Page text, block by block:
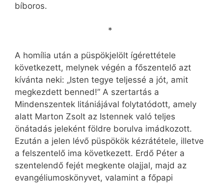
bíboros.
*
A homília után a püspökjelölt ígérettétele
következett, melynek végén a főszentelő azt
kívánta neki: „Isten tegye teljessé a jót, amit
megkezdett benned!” A szertartás a
Mindenszentek litániájával folytatódott, amely
alatt Marton Zsolt az Istennek való teljes
önátadás jeleként földre borulva imádkozott.
Ezután a jelen lévő püspökök kézrátétele, illetve
a felszentelő ima következett. Erdő Péter a
szentelendő fejét megkente olajjal, majd az
evangéliumoskönyvet, valamint a főpapi